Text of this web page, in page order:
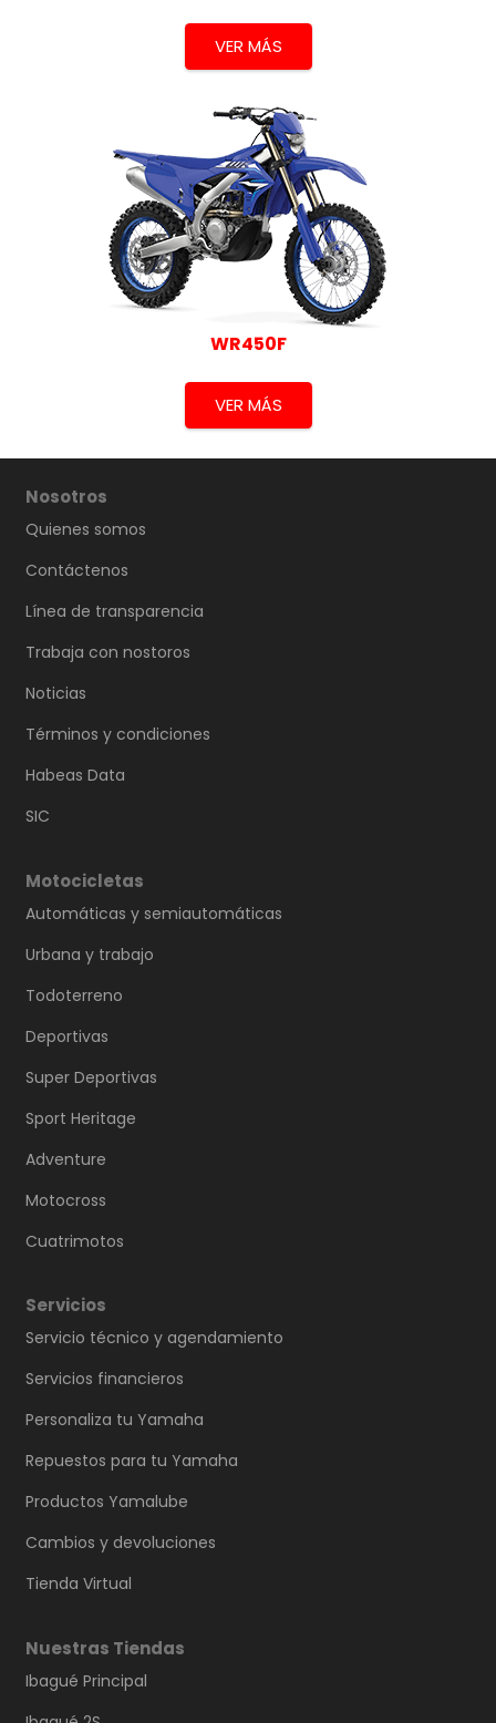
VER MÁS
WR450F
VER MÁS
Nosotros
Quienes somos
Contáctenos
Línea de transparencia
Trabaja con nostoros
Noticias
Términos y condiciones
Habeas Data
SIC
Motocicletas
Automáticas y semiautomáticas
Urbana y trabajo
Todoterreno
Deportivas
Super Deportivas
Sport Heritage
Adventure
Motocross
Cuatrimotos
Servicios
Servicio técnico y agendamiento
Servicios financieros
Personaliza tu Yamaha
Repuestos para tu Yamaha
Productos Yamalube
Cambios y devoluciones
Tienda Virtual
Nuestras Tiendas
Ibagué Principal